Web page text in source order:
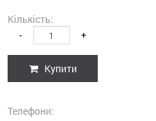
Кількість:
- +
Купити
Телефони: